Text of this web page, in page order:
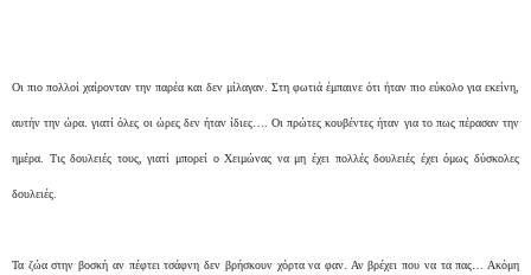
Οι πιο πολλοί χαίρονταν την παρέα και δεν μίλαγαν. Στη φωτιά έμπαινε ότι ήταν πιο εύκολο για εκείνη,
αυτήν την ώρα. γιατί όλες οι ώρες δεν ήταν ίδιες…. Οι πρώτες κουβέντες ήταν για το πως πέρασαν την
ημέρα. Τις δουλειές τους, γιατί μπορεί ο Χειμώνας να μη έχει πολλές δουλειές έχει όμως δύσκολες
δουλειές.
Τα ζώα στην βοσκή αν πέφτει τσάφνη δεν βρήσκουν χόρτα να φαν. Αν βρέχει που να τα πας… Ακόμη